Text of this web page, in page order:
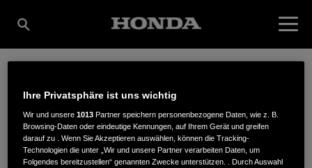
SCHAFROTH
Ihre Privatsphäre ist uns wichtig
Wir und unsere1013 Partner speichern personenbezogene Daten, wie z. B.
Browsing-Daten oder eindeutige Kennungen, auf Ihrem Gerät und greifen
darauf zu . Wenn Sie Akzeptieren auswählen, können die Tracking-
Technologien die unter „Wir und unsere Partner verarbeiten Daten, um
Folgendes bereitzustellen“ genannten Zwecke unterstützen. . Durch Auswahl